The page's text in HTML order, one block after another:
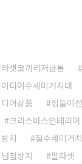
셋코끼리저금통
디어수세미거치대
어상품
집들이
크리스마스인테리어
지 철수세미거
침방지
팔라셋